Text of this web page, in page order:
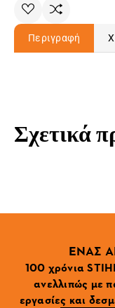
Περιγραφή
Σχετικά
ΕΝΑΣ
100 χρόνια
ανελλιπώς με
εργασίες και